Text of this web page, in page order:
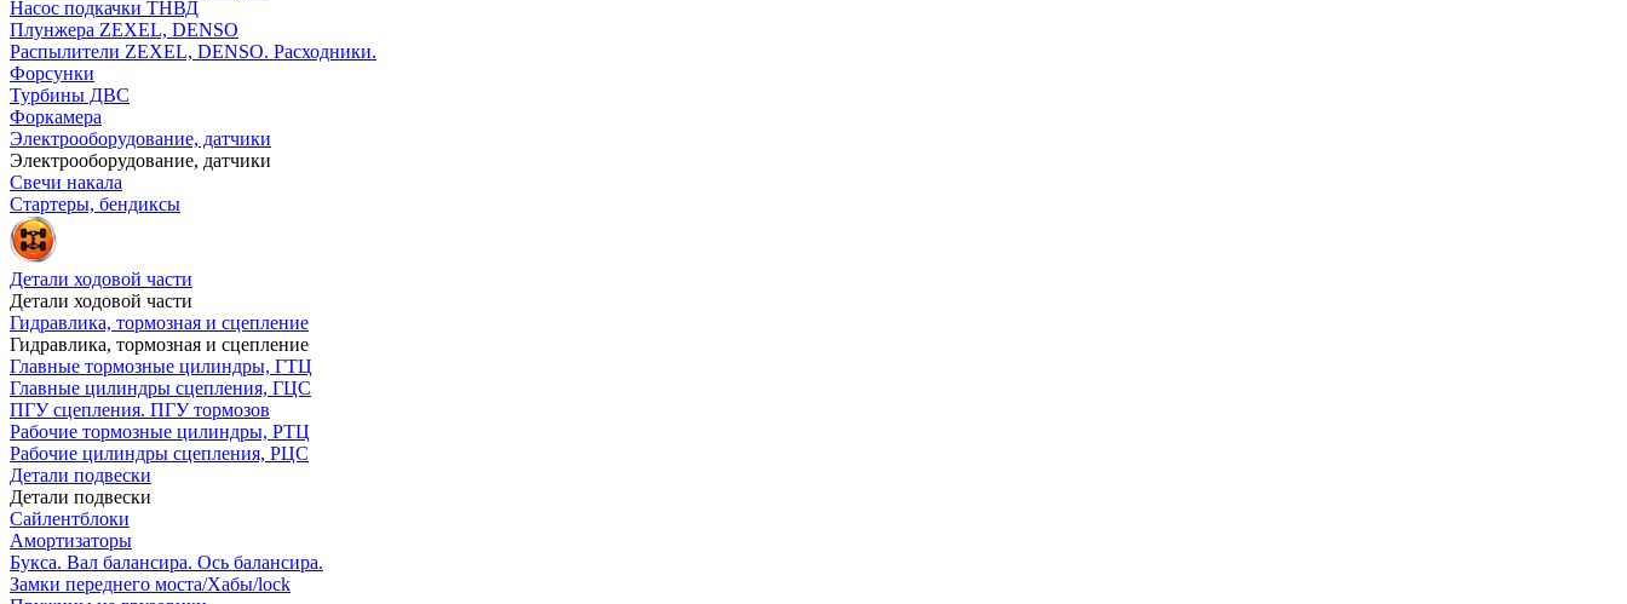
Насос подкачки ТНВД
Плунжера ZEXEL, DENSO
Распылители ZEXEL, DENSO. Расходники.
Форсунки
Турбины ДВС
Форкамера
Электрооборудование, датчики
Электрооборудование, датчики
Свечи накала
Стартеры, бендиксы
Детали ходовой части
Детали ходовой части
Гидравлика, тормозная и сцепление
Гидравлика, тормозная и сцепление
Главные тормозные цилиндры, ГТЦ
Главные цилиндры сцепления, ГЦС
ПГУ сцепления. ПГУ тормозов
Рабочие тормозные цилиндры, РТЦ
Рабочие цилиндры сцепления, РЦС
Детали подвески
Детали подвески
Cайлентблоки
Амортизаторы
Букса. Вал балансира. Ось балансира.
Замки переднего моста/Хабы/lock